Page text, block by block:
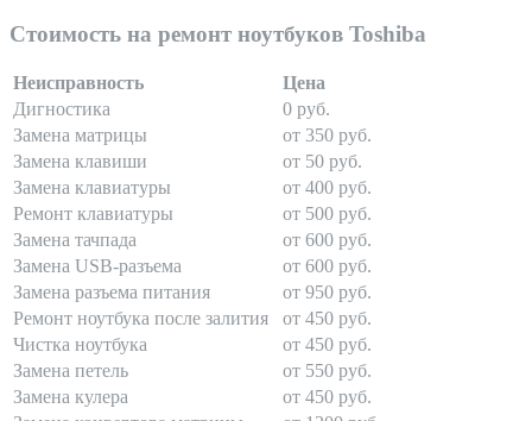
Стоимость на ремонт ноутбуков Toshiba
Неисправность
Цена
Дигностика
0 руб.
Замена матрицы
от 350 руб.
Замена клавиши
от 50 руб.
Замена клавиатуры
от 400 руб.
Ремонт клавиатуры
от 500 руб.
Замена тачпада
от 600 руб.
Замена USB-разъема
от 600 руб.
Замена разъема питания
от 950 руб.
Ремонт ноутбука после залития
от 450 руб.
Чистка ноутбука
от 450 руб.
Замена петель
от 550 руб.
Замена кулера
от 450 руб.